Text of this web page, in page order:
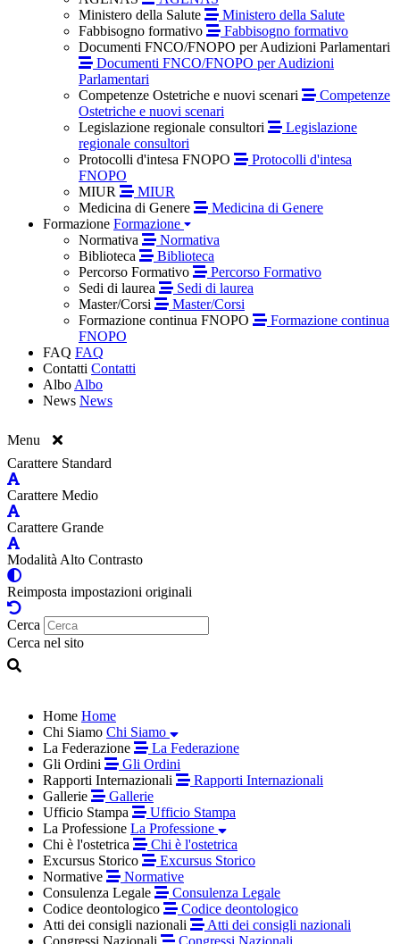
Ministero della Salute
Ministero della Salute
Fabbisogno formativo
Fabbisogno formativo
Documenti FNCO/FNOPO per Audizioni Parlamentari
Documenti FNCO/FNOPO per Audizioni
Parlamentari
Competenze Ostetriche e nuovi scenari
Competenze
Ostetriche e nuovi scenari
Legislazione regionale consultori
Legislazione
regionale consultori
Protocolli d'intesa FNOPO
Protocolli d'intesa
FNOPO
MIUR
MIUR
Medicina di Genere
Medicina di Genere
Formazione Formazione
Normativa
Normativa
Biblioteca
Biblioteca
Percorso Formativo
Percorso Formativo
Sedi di laurea
Sedi di laurea
Master/Corsi
Master/Corsi
Formazione continua FNOPO
Formazione continua
FNOPO
FAQ FAQ
Contatti Contatti
Albo Albo
News News
Menu
Carattere Standard
Carattere Medio
Carattere Grande
Modalità Alto Contrasto
Reimposta impostazioni originali
Cerca
Cerca nel sito
Home Home
Chi Siamo Chi Siamo
La Federazione
La Federazione
Gli Ordini
Gli Ordini
Rapporti Internazionali
Rapporti Internazionali
Gallerie
Gallerie
Ufficio Stampa
Ufficio Stampa
La Professione La Professione
Chi è l'ostetrica
Chi è l'ostetrica
Excursus Storico
Excursus Storico
Normative
Normative
Consulenza Legale
Consulenza Legale
Codice deontologico
Codice deontologico
Atti dei consigli nazionali
Atti dei consigli nazionali
Congressi Nazionali
Congressi Nazionali